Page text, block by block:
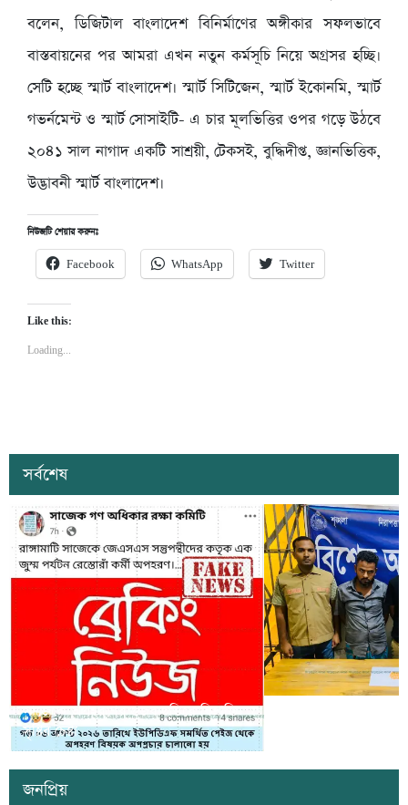
বলেন, ডিজিটাল বাংলাদেশ বিনির্মাণের অঙ্গীকার সফলভাবে
বাস্তবায়নের পর আমরা এখন নতুন কর্মসূচি নিয়ে অগ্রসর হচ্ছি।
সেটি হচ্ছে স্মার্ট বাংলাদেশ। স্মার্ট সিটিজেন, স্মার্ট ইকোনমি, স্মার্ট
গভর্নমেন্ট ও স্মার্ট সোসাইটি- এ চার মূলভিত্তির ওপর গড়ে উঠবে
২০৪১ সাল নাগাদ একটি সাশ্রয়ী, টেকসই, বুদ্ধিদীপ্ত, জ্ঞানভিত্তিক,
উদ্ভাবনী স্মার্ট বাংলাদেশ।
নিউজটি শেয়ার করুনঃ
Facebook WhatsApp Twitter
Like this:
Loading...
সর্বশেষ
সাজেকে অপহরণের গুজব ছড়িয়ে বিভ্রান্তি
সৃষ্টির চেষ্টা
জনপ্রিয়